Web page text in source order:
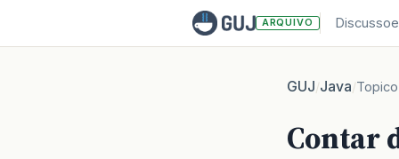
ARQUIVO
GUJ/Java/Topico
Contar